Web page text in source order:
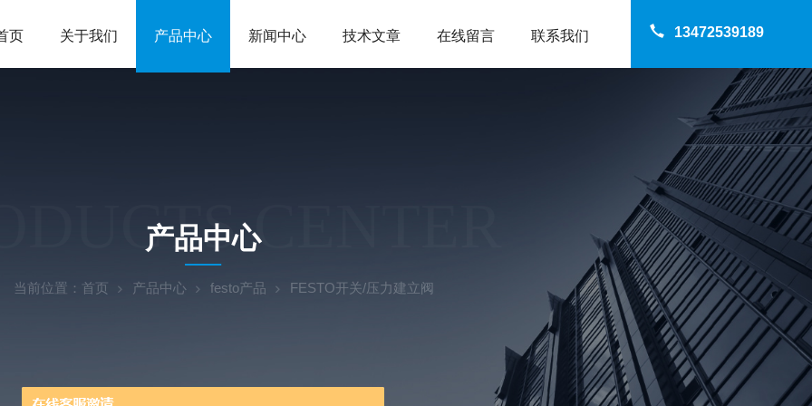
13472539189
页 关于我们 产品中心 新闻中心 技术文章 在线留言 联系我们
CENTER
产品中心
当前位置： 首页 产品中心 festo产品 FESTO开关/压力建立阀